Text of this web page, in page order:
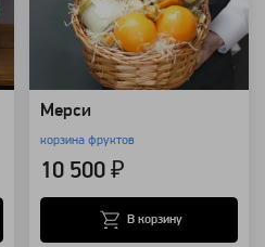
Мерси
корзина фруктов
10 500 ₽
В корзину